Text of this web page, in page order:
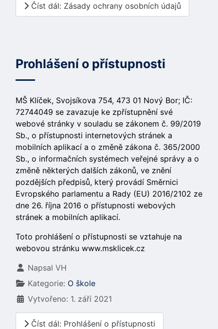
Číst dál: Zásady ochrany osobních údajů
Prohlášení o přístupnosti
MŠ Klíček, Svojsíkova 754, 473 01 Nový Bor; IČ:
72744049 se zavazuje ke zpřístupnění své
webové stránky v souladu se zákonem č. 99/2019
Sb., o přístupnosti internetových stránek a
mobilních aplikací a o změně zákona č. 365/2000
Sb., o informačních systémech veřejné správy a o
změně některých dalších zákonů, ve znění
pozdějších předpisů, který provádí Směrnici
Evropského parlamentu a Rady (EU) 2016/2102 ze
dne 26. října 2016 o přístupnosti webových
stránek a mobilních aplikací.
Toto prohlášení o přístupnosti se vztahuje na
webovou stránku www.msklicek.cz
Základní údaje
Napsal VH
Kategorie: O škole
Vytvořeno: 1. září 2021
Číst dál: Prohlášení o přístupnosti